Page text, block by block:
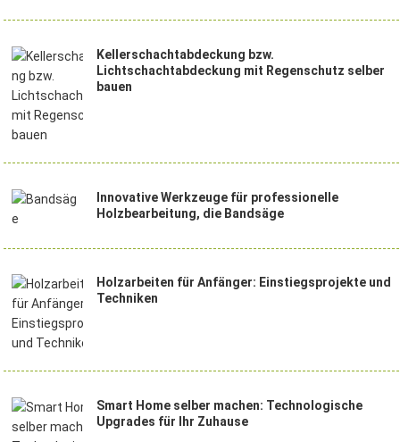
Kellerschachtabdeckung bzw.
Lichtschachtabdeckung mit Regenschutz selber
bauen
Innovative Werkzeuge für professionelle
Holzbearbeitung, die Bandsäge
Holzarbeiten für Anfänger: Einstiegsprojekte und
Techniken
Smart Home selber machen: Technologische
Upgrades für Ihr Zuhause